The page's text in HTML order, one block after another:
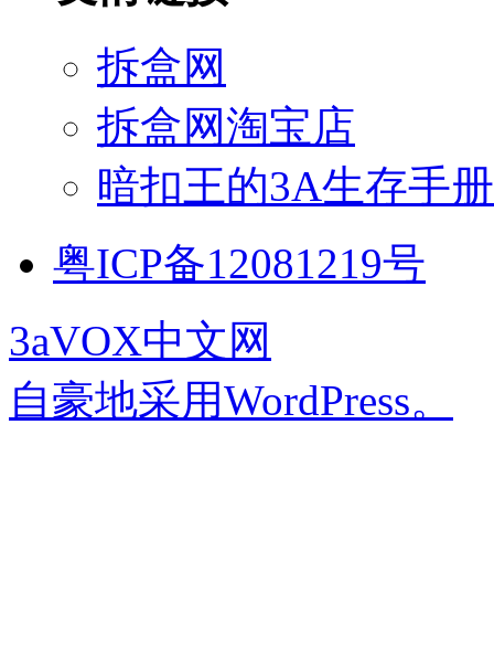
拆盒网
拆盒网淘宝店
暗扣王的3A生存手册
粤ICP备12081219号
3aVOX中文网
自豪地采用WordPress。